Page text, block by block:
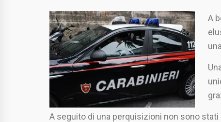
A
A seguito di una perquisizioni non sono